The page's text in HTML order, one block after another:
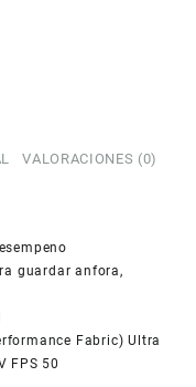
VALORACIONES (0)
guardar anfora,
Fabric) Ultra
FPS 50
CÓDIGO